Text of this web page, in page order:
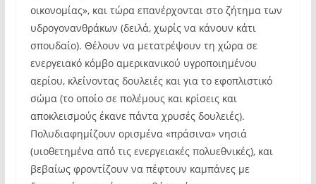
οικονομίας», και τώρα επανέρχονται στο ζήτημα των
υδρογονανθράκων (δειλά, χωρίς να κάνουν κάτι
σπουδαίο). Θέλουν να μετατρέψουν τη χώρα σε
ενεργειακό κόμβο αμερικανικού υγροποιημένου
αερίου, κλείνοντας δουλειές και για το εφοπλιστικό
σώμα (το οποίο σε πολέμους και κρίσεις και
αποκλεισμούς έκανε πάντα χρυσές δουλειές).
Πολυδιαφημίζουν ορισμένα «πράσινα» νησιά
(υιοθετημένα από τις ενεργειακές πολυεθνικές), και
βεβαίως φροντίζουν να πέφτουν καμπάνες με